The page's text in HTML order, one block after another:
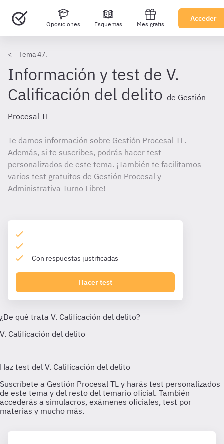
Oposiciones Esquemas Mes gratis
Acceder
Tema 47.
Información y test de V.
Calificación del delito de Gestión
Procesal TL
Te damos información sobre Gestión Procesal TL.
Además, si te suscribes, podrás hacer test
personalizados de este tema. ¡También te facilitamos
varios test gratuitos de Gestión Procesal y
Administrativa Turno Libre!
Con respuestas justificadas
Hacer test